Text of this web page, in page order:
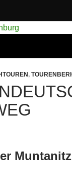
,
Muntanitz